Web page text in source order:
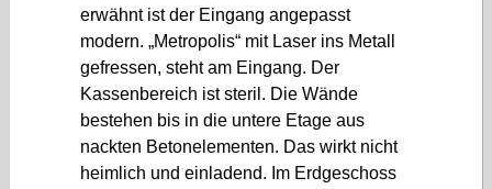
erwähnt ist der Eingang angepasst
modern. „Metropolis“ mit Laser ins Metall
gefressen, steht am Eingang. Der
Kassenbereich ist steril. Die Wände
bestehen bis in die untere Etage aus
nackten Betonelementen. Das wirkt nicht
heimlich und einladend. Im Erdgeschoss